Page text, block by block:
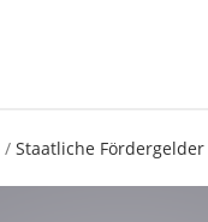
/ Staatliche Fördergelder